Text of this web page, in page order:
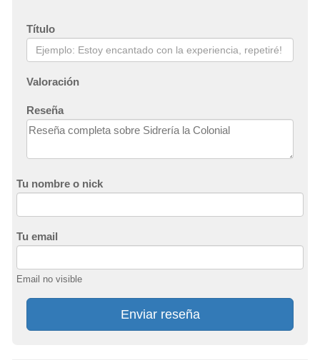
Título
Valoración
Reseña
Tu nombre o nick
Tu email
Email no visible
Enviar reseña